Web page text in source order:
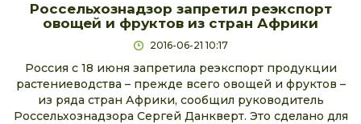
Россельхознадзор запретил реэкспорт
овощей и фруктов из стран Африки
2016-06-21 10:17
Россия с 18 июня запретила реэкспорт продукции
растениеводства – прежде всего овощей и фруктов –
из ряда стран Африки, сообщил руководитель
Россельхознадзора Сергей Данкверт. Это сделано для